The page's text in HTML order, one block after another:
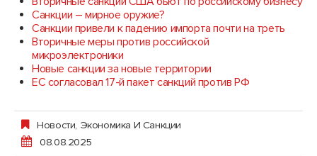
Санкции – мирное оружие?
Санкции привели к падению импорта почти на треть
Вторичные меры против российской
микроэлектроники
Новые санкции за новые территории
ЕС согласовал 17-й пакет санкций против РФ
Новости, Экономика И Санкции
08.08.2025